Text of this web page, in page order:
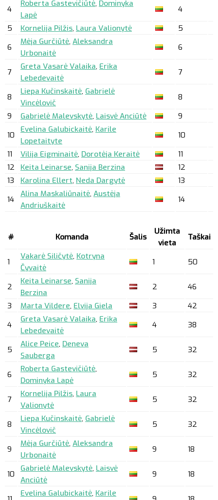
4
Roberta Gastevičiūtė, Dominyka
Lapė
4
5
Kornelija Pilžis, Laura Valionytė
5
6
Mėja Gurčiūtė, Aleksandra
Urbonaitė
6
7
Greta Vasarė Valaika, Erika
Lebedevaitė
7
8
Liepa Kučinskaitė, Gabrielė
Vincėlovič
8
9
Gabrielė Malevskytė, Laisvė Anciūtė
9
10
Evelina Galubickaitė, Karile
Lopetaityte
10
11
Vilija Eigminaitė, Dorotėja Keraitė
11
12
Keita Leinarse, Sanija Berzina
12
13
Karolina Ellert, Neda Dargytė
13
14
Alina Maskaliūnaitė, Austėja
Andriuškaitė
14
# Komanda Šalis
Užimta
vieta
Taškai
1
Vakarė Siličytė, Kotryna
Čyvaitė
1 50
2
Keita Leinarse, Sanija
Berzina
2
46
3
Marta Vildere, Elvija Giela 3
42
4
Greta Vasarė Valaika, Erika
Lebedevaitė
4 38
5
Alice Peice, Deneva
Sauberga
5 32
6
Roberta Gastevičiūtė,
Dominyka Lapė
5 32
7
Kornelija Pilžis, Laura
Valionytė
5 32
8
Liepa Kučinskaitė, Gabrielė
Vincėlovič
5 32
9
Mėja Gurčiūtė, Aleksandra
Urbonaitė
9 18
10
Gabrielė Malevskytė, Laisvė
Anciūtė
9 18
Evelina Galubickaitė, Karile